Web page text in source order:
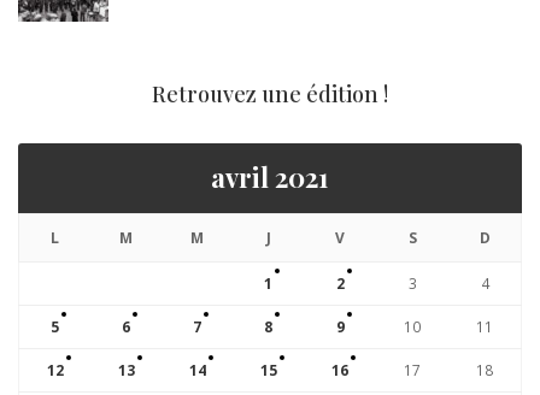
Retrouvez une édition !
avril 2021
L M M J V S D
1 2 3 4
5 6 7 8 9 10 11
12 13 14 15 16 17 18